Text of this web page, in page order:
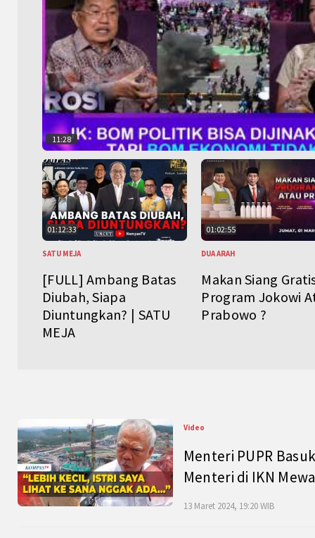
11:28
01:12:33
SATU MEJA
[FULL] Ambang Batas
Diubah, Siapa
Diuntungkan? | SATU
MEJA
01:02:55
DUA ARAH
Makan Siang
Program Jokowi
Prabowo ?
Video
Menteri PUPR
Menteri di IKN
13 Maret 2024, 19:20 WIB